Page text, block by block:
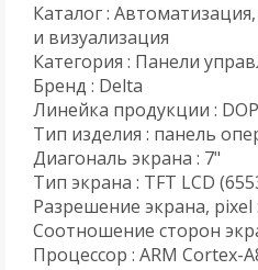
Каталог :
и визуализация
Категория : Панели
Бренд : Delta
Линейка продукции :
Тип изделия : панель
Диагональ экрана : 7"
Тип экрана : TFT LCD
Разрешение экрана, pixel
Соотношение сторон
Процессор : ARM Cortex-